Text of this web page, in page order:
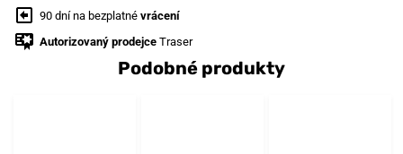
90 dní na bezplatné vrácení
Autorizovaný prodejce Traser
Podobné produkty